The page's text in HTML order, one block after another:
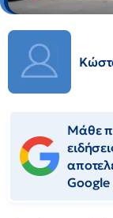
Μάθε
Google